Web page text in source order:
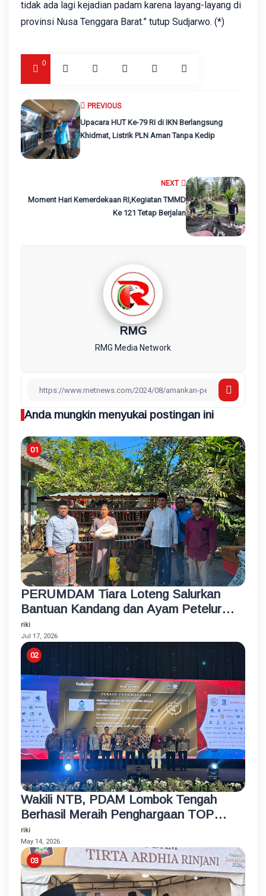
tidak ada lagi kejadian padam karena layang-layang di
provinsi Nusa Tenggara Barat.” tutup Sudjarwo. (*)
0
NEXT
Moment Hari Kemerdekaan RI,Kegiatan TMMD
Ke 121 Tetap Berjalan
PREVIOUS
Upacara HUT Ke-79 RI di IKN Berlangsung
Khidmat, Listrik PLN Aman Tanpa Kedip
RMG
RMG Media Network
Anda mungkin menyukai postingan ini
PERUMDAM Tiara Loteng Salurkan
Bantuan Kandang dan Ayam Petelur
Rumahan untuk Santri Korban
Kebakaran
riki
Jul 17, 2026
Wakili NTB, PDAM Lombok Tengah
Berhasil Meraih Penghargaan TOP
BUMD Bintang 4 Tahun 2026
riki
May 14, 2026